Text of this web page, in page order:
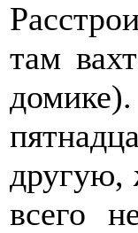
там
другую,
всего